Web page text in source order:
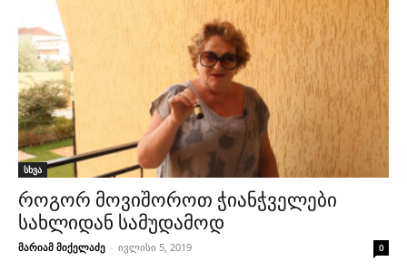
სხვა
როგორ მოვიშოროთ ჭიანჭველები
სახლიდან სამუდამოდ
მარიამ მიქელაძე - ივლისი 5, 2019 0